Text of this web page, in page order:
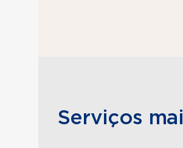
Serviços